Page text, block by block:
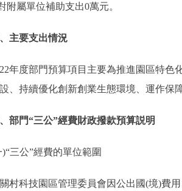
屬單位補助支出0萬元。
主要支出情況
度部門預算項目主要為推進園區特色
、持續優化創新創業生態環境、運作保
部門“三公”經費財政撥款預算説明
公”經費的單位範圍
科技園區管理委員會因公出國(境)費用